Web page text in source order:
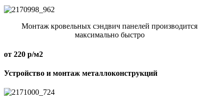
Монтаж кровельных сэндвич панелей производится
максимально быстро
от 220 р/м2
Устройство и монтаж металлоконструкций